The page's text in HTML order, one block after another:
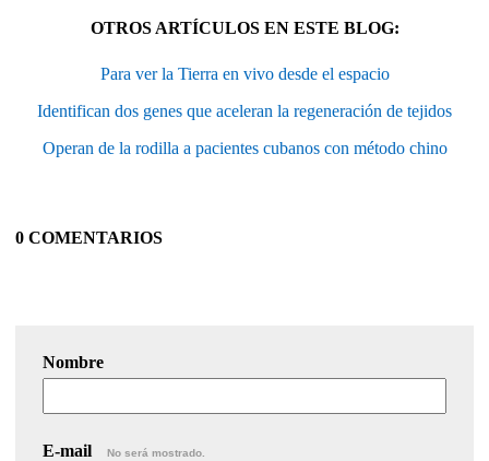
OTROS ARTÍCULOS EN ESTE BLOG:
Para ver la Tierra en vivo desde el espacio
Identifican dos genes que aceleran la regeneración de tejidos
Operan de la rodilla a pacientes cubanos con método chino
0 COMENTARIOS
Nombre
E-mail No será mostrado.